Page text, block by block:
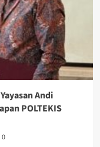
Andi
POLTEKIS
0